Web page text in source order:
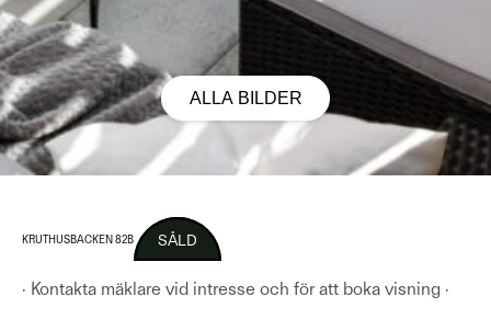
ALLA BILDER
KRUTHUSBACKEN 82B SÅLD
· Kontakta mäklare vid intresse och för att boka visning ·